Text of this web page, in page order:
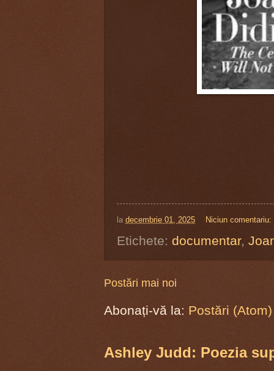
la decembrie 01, 2025 Niciun comentariu:
Etichete: documentar,
Postări mai noi
Abonați-vă la: Postări (Atom)
Ashley Judd: Poezia